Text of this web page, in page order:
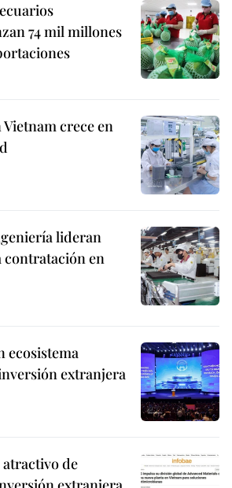
74 mil millones
crece en
lideran
contratación en
ecosistema
extranjera
de